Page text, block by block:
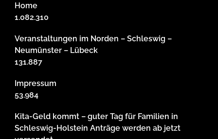
Home
1.082.310
Veranstaltungen im Norden – Schleswig –
Neumünster – Lübeck
131.887
Impressum
53.984
Kita-Geld kommt – guter Tag für Familien in
Schleswig-Holstein Anträge werden ab jetzt